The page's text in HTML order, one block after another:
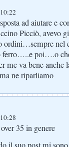
ad aiutare e
Picciò, avevo
ordini…sempre nel
ferro…..e poi….o
va bene anche
ne riparliamo
35 in genere